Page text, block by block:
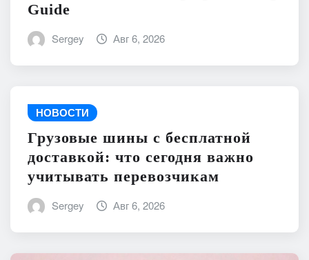
Guide
Sergey Авг 6, 2026
НОВОСТИ
Грузовые шины с бесплатной
доставкой: что сегодня важно
учитывать перевозчикам
Sergey Авг 6, 2026